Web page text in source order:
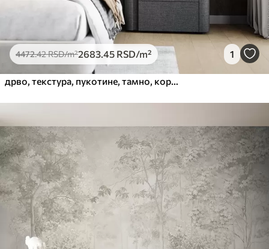
4472.42RSD/m²2683.45 RSD/m² 1
дрво, текстура, пукотине, тамно, кора, површина